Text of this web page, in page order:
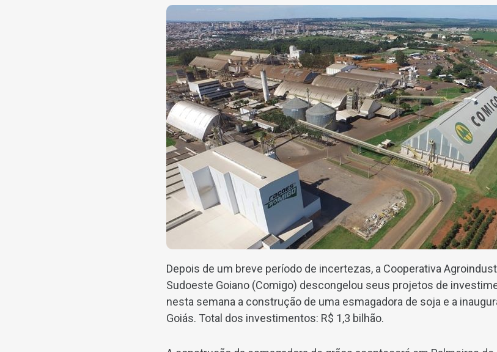
Depois de um breve período de incertezas, a Cooperativa
Sudoeste Goiano (Comigo) descongelou seus projetos de
nesta semana a construção de uma esmagadora de soja e a
Goiás. Total dos investimentos: R$ 1,3 bilhão.